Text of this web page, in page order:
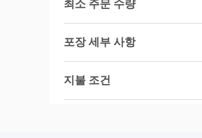
최소 주문 수량
포장 세부 사항
지불 조건